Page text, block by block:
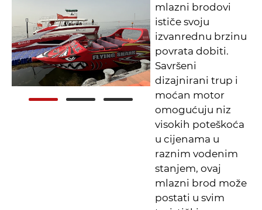
mlazni brodovi
ističe svoju
izvanrednu brzinu
povrata dobiti.
Savršeni
dizajnirani trup i
moćan motor
omogućuju niz
visokih poteškoća
u cijenama u
raznim vodenim
stanjem, ovaj
mlazni brod može
postati u svim